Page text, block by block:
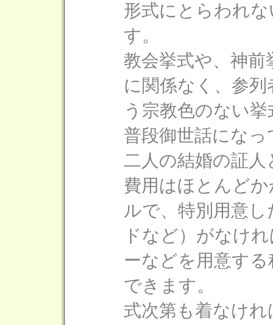
形式にとらわれ
す。
教会挙式や、神
に関係なく、参
う宗教色のない
普段御世話にな
二人の結婚の証
費用はほとんど
ルで、特別用意
ドなど）がなけ
ーなどを用意す
できます。
式次第も着なけ